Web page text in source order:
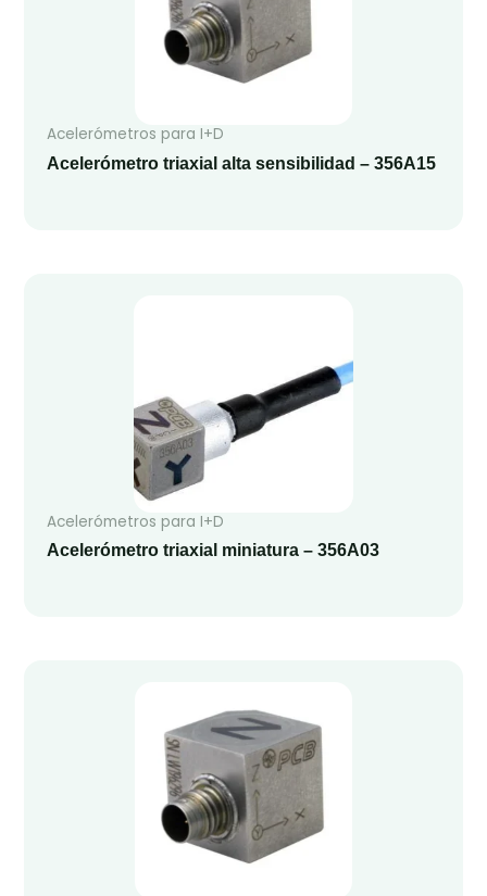
Acelerómetros para I+D
Acelerómetro triaxial alta sensibilidad – 356A15
Acelerómetros para I+D
Acelerómetro triaxial miniatura – 356A03